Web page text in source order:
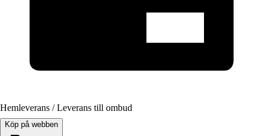
Hemleverans / Leverans till ombud
Köp på webben